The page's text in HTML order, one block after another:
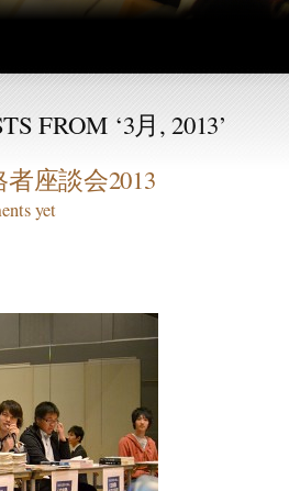
FROM ‘3月, 2013’
座談会2013
yet